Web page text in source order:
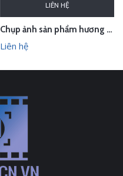
LIÊN HỆ
Chụp ảnh sản phẩm hương trầm Hương Xưa - Kính Tâm trong studio Hà Nội
Liên hệ